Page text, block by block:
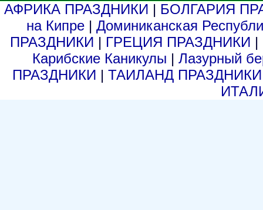
АФРИКА ПРАЗДНИКИ | БОЛГАРИЯ
на Кипре |Доминиканская
ПРАЗДНИКИ | ГРЕЦИЯ ПРАЗДНИКИ |
Карибские Каникулы |Лазурный
ПРАЗДНИКИ |ТАИЛАНД